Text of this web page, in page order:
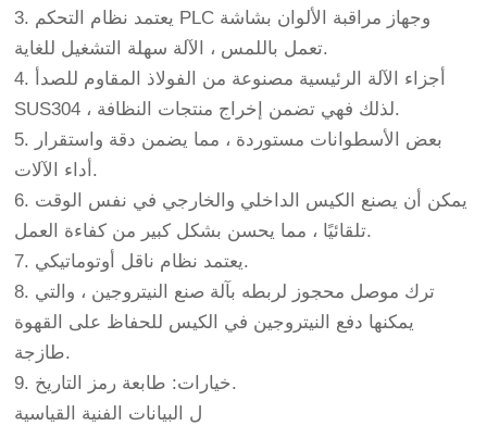
3. يعتمد نظام التحكم PLC وجهاز مراقبة الألوان بشاشة
تعمل باللمس ، الآلة سهلة التشغيل للغاية.
4. أجزاء الآلة الرئيسية مصنوعة من الفولاذ المقاوم للصدأ
SUS304 ، لذلك فهي تضمن إخراج منتجات النظافة.
5. بعض الأسطوانات مستوردة ، مما يضمن دقة واستقرار
أداء الآلات.
6. يمكن أن يصنع الكيس الداخلي والخارجي في نفس الوقت
تلقائيًا ، مما يحسن بشكل كبير من كفاءة العمل.
7. يعتمد نظام ناقل أوتوماتيكي.
8. ترك موصل محجوز لربطه بآلة صنع النيتروجين ، والتي
يمكنها دفع النيتروجين في الكيس للحفاظ على القهوة
طازجة.
9. خيارات: طابعة رمز التاريخ.
ل البيانات الفنية القياسية